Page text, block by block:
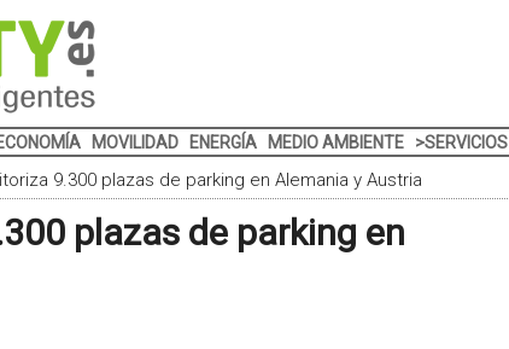
MOVILIDAD ENERGÍA MEDIO AMBIENTE >SERVICIOS
9.300 plazas de parking en Alemania y Austria
plazas de parking en